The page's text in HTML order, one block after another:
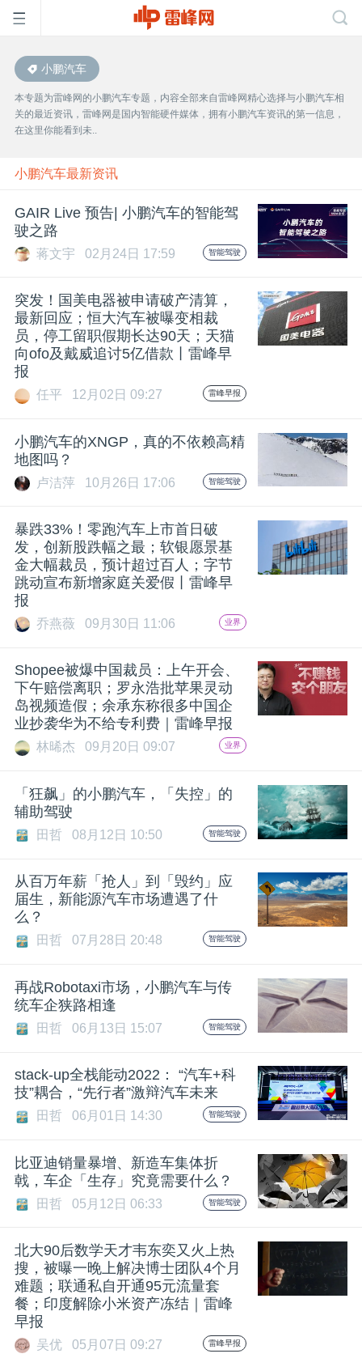
首
页
雷
峰
公
开
活
中
专
题
爱
机
小鹏汽车
本专题为雷峰网的小鹏汽车专题，内容全部来自雷峰网精心选择与小鹏汽车相
关的最近资讯，雷峰网是国内智能硬件媒体，拥有小鹏汽车资讯的第一信息，
在这里你能看到未..
小鹏汽车最新资讯
GAIR Live 预告| 小鹏汽车的智能驾
驶之路
蒋文宇 02月24日 17:59 智能驾驶
突发！国美电器被申请破产清算，
最新回应；恒大汽车被曝变相裁
员，停工留职假期长达90天；天猫
向ofo及戴威追讨5亿借款丨雷峰早
报
任平 12月02日 09:27 雷峰早报
小鹏汽车的XNGP，真的不依赖高精
地图吗？
卢洁萍 10月26日 17:06 智能驾驶
暴跌33%！零跑汽车上市首日破
发，创新股跌幅之最；软银愿景基
金大幅裁员，预计超过百人；字节
跳动宣布新增家庭关爱假丨雷峰早
报
乔燕薇 09月30日 11:06 业界
Shopee被爆中国裁员：上午开会、
下午赔偿离职；罗永浩批苹果灵动
岛视频造假；余承东称很多中国企
业抄袭华为不给专利费｜雷峰早报
林晞杰 09月20日 09:07 业界
「狂飙」的小鹏汽车，「失控」的
辅助驾驶
田哲 08月12日 10:50 智能驾驶
从百万年薪「抢人」到「毁约」应
届生，新能源汽车市场遭遇了什
么？
田哲 07月28日 20:48 智能驾驶
再战Robotaxi市场，小鹏汽车与传
统车企狭路相逢
田哲 06月13日 15:07 智能驾驶
stack-up全栈能动2022： “汽车+科
技”耦合，“先行者”激辩汽车未来
田哲 06月01日 14:30 智能驾驶
比亚迪销量暴增、新造车集体折
戟，车企「生存」究竟需要什么？
田哲 05月12日 06:33 智能驾驶
北大90后数学天才韦东奕又火上热
搜，被曝一晚上解决博士团队4个月
难题；联通私自开通95元流量套
餐；印度解除小米资产冻结｜雷峰
早报
吴优 05月07日 09:27 雷峰早报